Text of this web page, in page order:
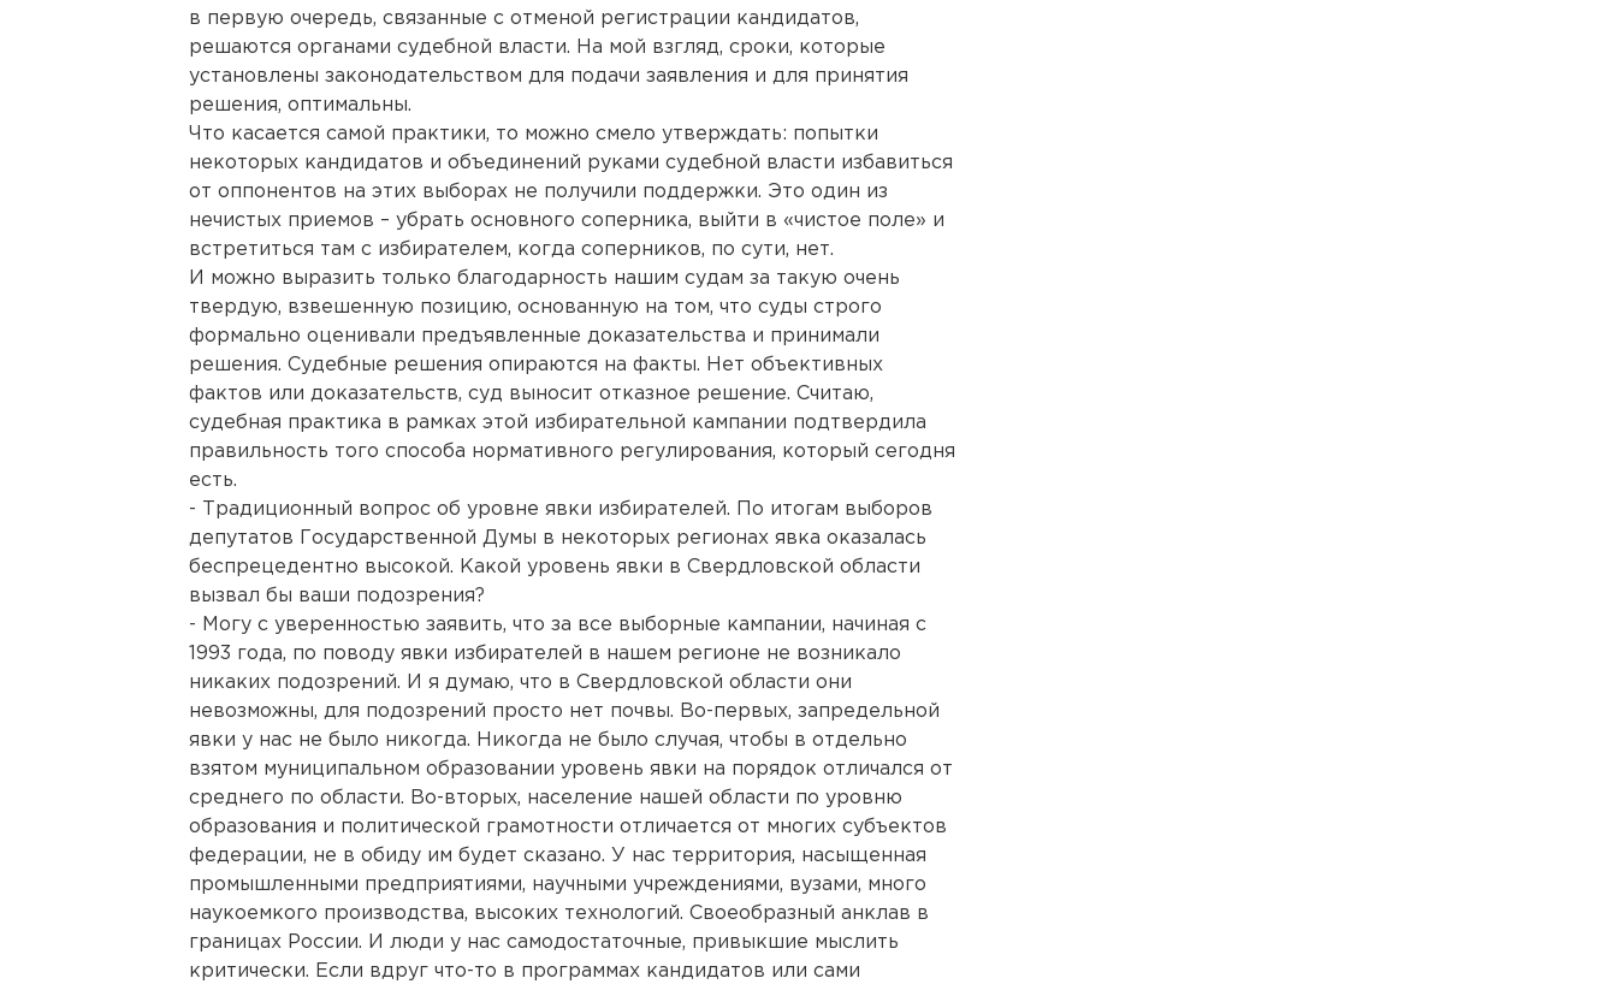
в первую очередь, связанные с отменой регистрации кандидатов,
решаются органами судебной власти. На мой взгляд, сроки, которые
установлены законодательством для подачи заявления и для принятия
решения, оптимальны.
Что касается самой практики, то можно смело утверждать: попытки
некоторых кандидатов и объединений руками судебной власти избавиться
от оппонентов на этих выборах не получили поддержки. Это один из
нечистых приемов – убрать основного соперника, выйти в «чистое поле» и
встретиться там с избирателем, когда соперников, по сути, нет.
И можно выразить только благодарность нашим судам за такую очень
твердую, взвешенную позицию, основанную на том, что суды строго
формально оценивали предъявленные доказательства и принимали
решения. Судебные решения опираются на факты. Нет объективных
фактов или доказательств, суд выносит отказное решение. Считаю,
судебная практика в рамках этой избирательной кампании подтвердила
правильность того способа нормативного регулирования, который сегодня
есть.
- Традиционный вопрос об уровне явки избирателей. По итогам выборов
депутатов Государственной Думы в некоторых регионах явка оказалась
беспрецедентно высокой. Какой уровень явки в Свердловской области
вызвал бы ваши подозрения?
- Могу с уверенностью заявить, что за все выборные кампании, начиная с
1993 года, по поводу явки избирателей в нашем регионе не возникало
никаких подозрений. И я думаю, что в Свердловской области они
невозможны, для подозрений просто нет почвы. Во-первых, запредельной
явки у нас не было никогда. Никогда не было случая, чтобы в отдельно
взятом муниципальном образовании уровень явки на порядок отличался от
среднего по области. Во-вторых, население нашей области по уровню
образования и политической грамотности отличается от многих субъектов
федерации, не в обиду им будет сказано. У нас территория, насыщенная
промышленными предприятиями, научными учреждениями, вузами, много
наукоемкого производства, высоких технологий. Своеобразный анклав в
границах России. И люди у нас самодостаточные, привыкшие мыслить
критически. Если вдруг что-то в программах кандидатов или сами